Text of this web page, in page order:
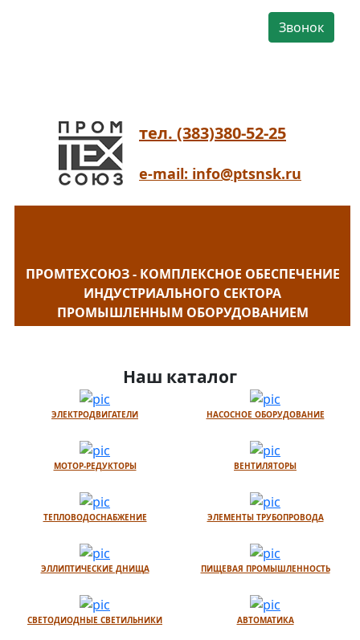
Звонок
тел. (383)380-52-25
e-mail: info@ptsnsk.ru
ПРОМТЕХСОЮЗ - КОМПЛЕКСНОЕ ОБЕСПЕЧЕНИЕ
ИНДУСТРИАЛЬНОГО СЕКТОРА
ПРОМЫШЛЕННЫМ ОБОРУДОВАНИЕМ
Наш каталог
ЭЛЕКТРОДВИГАТЕЛИ НАСОСНОЕ ОБОРУДОВАНИЕ
МОТОР-РЕДУКТОРЫ ВЕНТИЛЯТОРЫ
ТЕПЛОВОДОСНАБЖЕНИЕ ЭЛЕМЕНТЫ ТРУБОПРОВОДА
ЭЛЛИПТИЧЕСКИЕ ДНИЩА ПИЩЕВАЯ ПРОМЫШЛЕННОСТЬ
СВЕТОДИОДНЫЕ СВЕТИЛЬНИКИ АВТОМАТИКА